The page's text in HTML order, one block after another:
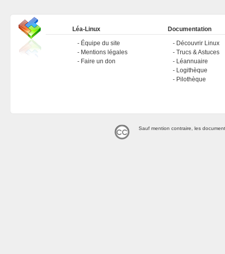
Léa-Linux
Équipe du site
Mentions légales
Faire un don
Documentation
Découvrir Linux
Trucs & Astuces
Léannuaire
Logithèque
Pilothèque
Sauf mention contraire, les